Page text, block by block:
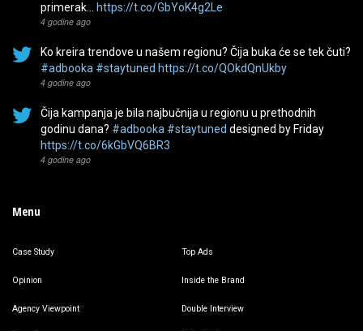
primerak…
https://t.co/GbYoK4g2Le
4 godine ago
Ko kreira trendove u našem regionu? Čija buka će se tek čuti?
#adbooka #staytuned https://t.co/QOkdQnUkby
4 godine ago
Čija kampanja je bila najbučnija u regionu u prethodnih
godinu dana? #adbooka #staytuned designed by Friday
https://t.co/6kGbVQ6BR3
4 godine ago
Menu
Case Study Top Ads
Opinion Inside the Brand
Agency Viewpoint Double Interview